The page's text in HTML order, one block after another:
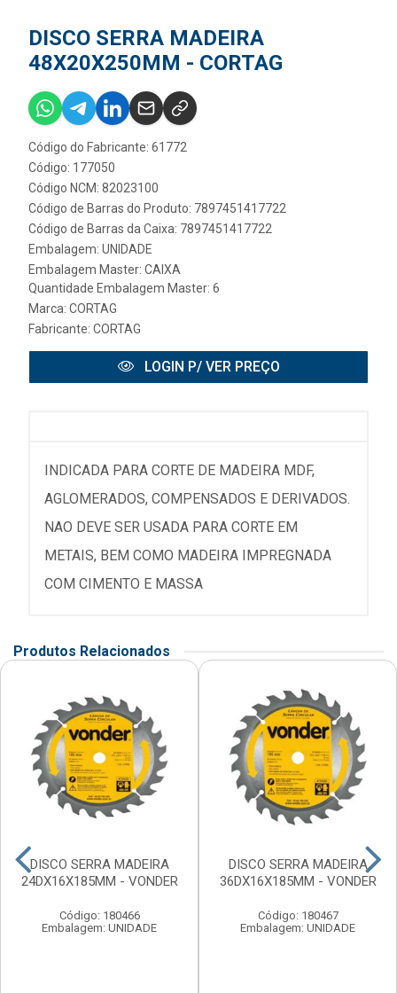
DISCO SERRA MADEIRA
48X20X250MM - CORTAG
Código do Fabricante: 61772
Código: 177050
Código NCM: 82023100
Código de Barras do Produto: 7897451417722
Código de Barras da Caixa: 7897451417722
Embalagem: UNIDADE
Embalagem Master: CAIXA
Quantidade Embalagem Master: 6
Marca: CORTAG
Fabricante: CORTAG
LOGIN P/ VER PREÇO
INDICADA PARA CORTE DE MADEIRA MDF,
AGLOMERADOS, COMPENSADOS E DERIVADOS.
NAO DEVE SER USADA PARA CORTE EM
METAIS, BEM COMO MADEIRA IMPREGNADA
COM CIMENTO E MASSA
Produtos Relacionados
DISCO SERRA MADEIRA
24DX16X185MM - VONDER
Código: 180466
Embalagem: UNIDADE
DISCO SERRA MADEIRA
36DX16X185MM - VONDER
Código: 180467
Embalagem: UNIDADE